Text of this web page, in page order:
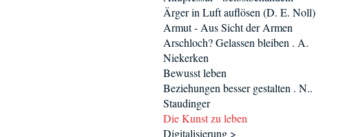
Ärger in Luft auflösen (D. E. Noll)
Armut - Aus Sicht der Armen
Arschloch? Gelassen bleiben . A.
Niekerken
Bewusst leben
Beziehungen besser gestalten . N..
Staudinger
Die Kunst zu leben
Digitalisierung >